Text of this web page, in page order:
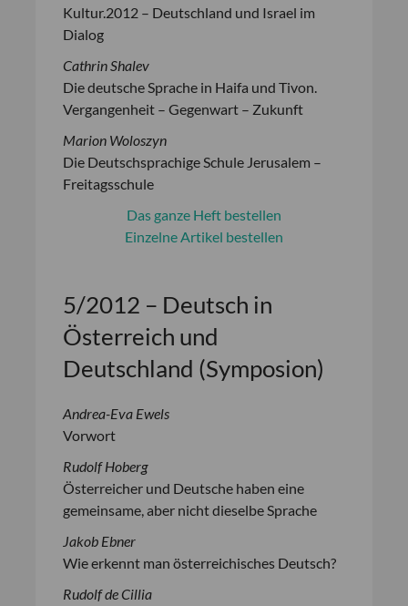
Kultur.2012 – Deutschland und Israel im
Dialog
Cathrin Shalev
Die deutsche Sprache in Haifa und Tivon.
Vergangenheit – Gegenwart – Zukunft
Marion Woloszyn
Die Deutschsprachige Schule Jerusalem –
Freitagsschule
Das ganze Heft bestellen
Einzelne Artikel bestellen
5/2012 – Deutsch in
Österreich und
Deutschland (Symposion)
Andrea-Eva Ewels
Vorwort
Rudolf Hoberg
Österreicher und Deutsche haben eine
gemeinsame, aber nicht dieselbe Sprache
Jakob Ebner
Wie erkennt man österreichisches Deutsch?
Rudolf de Cillia